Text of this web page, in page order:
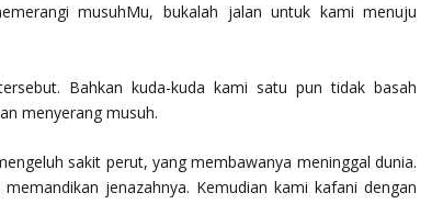
musuhMu, bukalah jalan untuk kami menuju
Bahkan kuda-kuda kami satu pun tidak basah
menyerang musuh.
sakit perut, yang membawanya meninggal dunia.
jenazahnya. Kemudian kami kafani dengan